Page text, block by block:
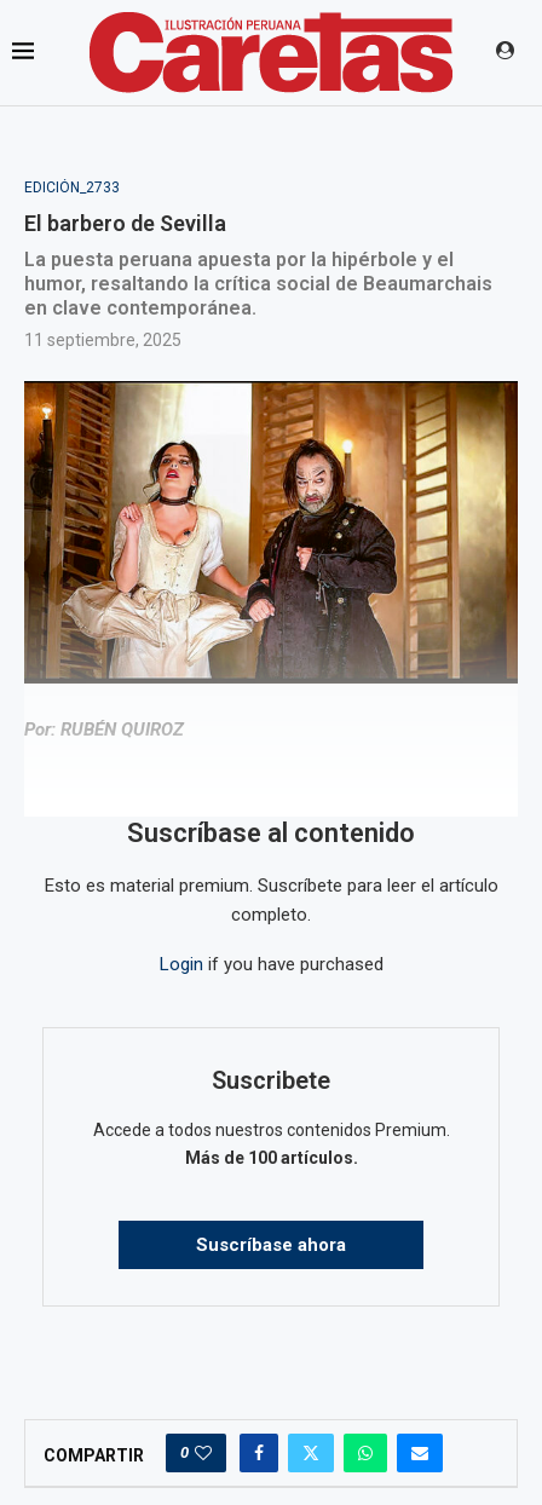
EDICIÓN_2733
El barbero de Sevilla
La puesta peruana apuesta por la hipérbole y el
humor, resaltando la crítica social de Beaumarchais
en clave contemporánea.
11 septiembre, 2025
Por: RUBÉN QUIROZ
Suscríbase al contenido
Esto es material premium. Suscríbete para leer el artículo
completo.
Login if you have purchased
Suscribete
Accede a todos nuestros contenidos Premium.
Más de 100 artículos.
Suscríbase ahora
COMPARTIR 0